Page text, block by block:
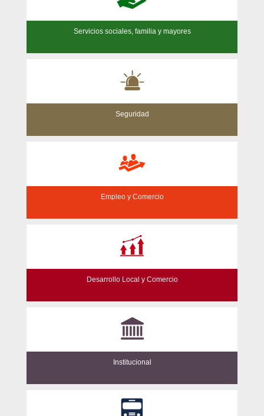
Servicios sociales, familia y mayores
Seguridad
Empleo y Comercio
Desarrollo Local y Comercio
Institucional